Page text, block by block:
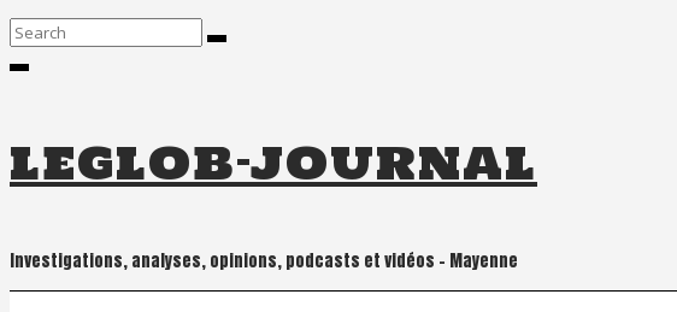
Search
leglob-journal
Investigations, analyses, opinions, podcasts et vidéos – Mayenne